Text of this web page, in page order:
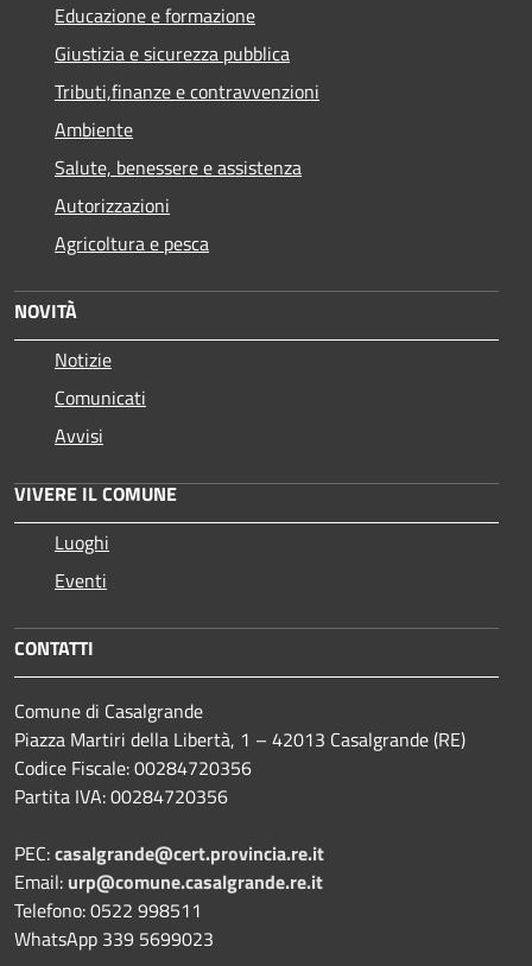
Educazione e formazione
Giustizia e sicurezza pubblica
Tributi,finanze e contravvenzioni
Ambiente
Salute, benessere e assistenza
Autorizzazioni
Agricoltura e pesca
NOVITÀ
Notizie
Comunicati
Avvisi
VIVERE IL COMUNE
Luoghi
Eventi
CONTATTI
Comune di Casalgrande
Piazza Martiri della Libertà, 1 – 42013 Casalgrande (RE)
Codice Fiscale: 00284720356
Partita IVA: 00284720356
PEC:casalgrande@cert.provincia.re.it
Email: urp@comune.casalgrande.re.it
Telefono: 0522 998511
WhatsApp 339 5699023